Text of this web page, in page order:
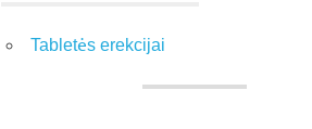
Tabletės erekcijai